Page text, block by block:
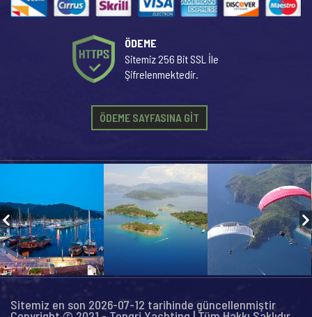
ÖDEME
Sitemiz 256 Bit SSL İle
Şifrelenmektedir.
ÖDEME SAYFASINA GİT
Sitemiz en son 2026-07-12 tarihinde güncellenmiştir